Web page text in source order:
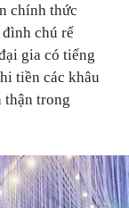
chính thức
chú rể
gia có tiếng
tiền các khâu
thận trong